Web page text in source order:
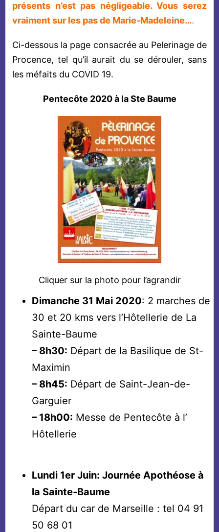
présents n’est pas négligeable. Vous serez
vraiment sur les pas de Marie-Madeleine….
Ci-dessous la page consacrée au Pelerinage de
Procence, tel qu’il aurait du se dérouler, sans
les méfaits du COVID 19.
Pentecôte 2020 à la Ste Baume
Cliquer sur la photo pour l’agrandir
Dimanche 31 Mai 2020: 2 marches de
30 et 20 kms vers l’Hôtellerie de La
Sainte-Baume
– 8h30: Départ de la Basilique de St-
Maximin
– 8h45: Départ de Saint-Jean-de-
Garguier
– 18h00: Messe de Pentecôte à l’
Hôtellerie
Lundi 1er Juin: Journée Apothéose à
la Sainte-Baume
Départ du car de Marseille : tel 04 91
50 68 01